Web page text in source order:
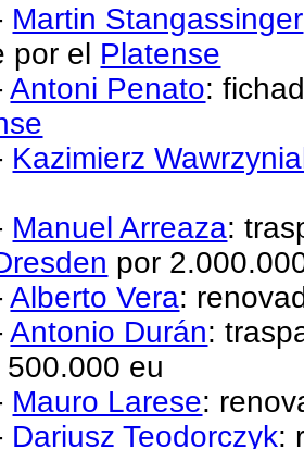
Martin Stangassinger
por el Platense
Antoni Penato:
Kazimierz
Manuel Arreaza:
por
Alberto Vera:
Antonio Durán:
500.000 eu
Mauro Larese:
Dariusz Teodorczyk: